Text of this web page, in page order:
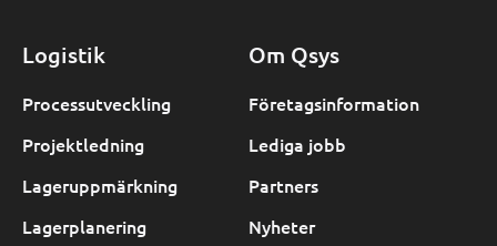
Logistik
Processutveckling
Projektledning
Lageruppmärkning
Lagerplanering
Om Qsys
Företagsinformation
Lediga jobb
Partners
Nyheter